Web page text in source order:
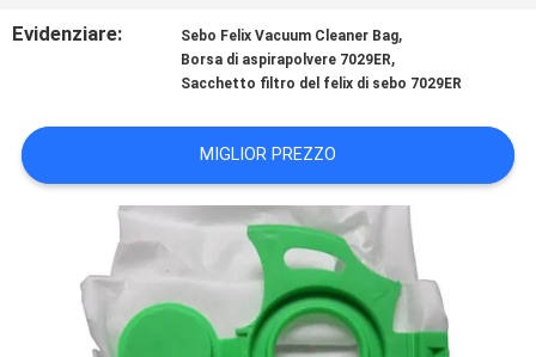
RICHIEDA
CITAZIONE
Evidenziare: Sebo Felix Vacuum Cleaner Bag,
Borsa di aspirapolvere 7029ER,
Sacchetto filtro del felix di sebo 7029ER
MIGLIOR PREZZO